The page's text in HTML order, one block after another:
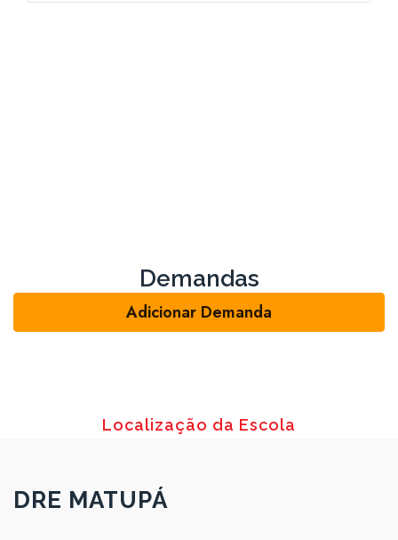
Demandas
Adicionar Demanda
Localização da Escola
DRE MATUPÁ